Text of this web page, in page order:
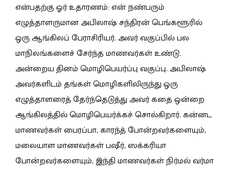
என்பதற்கு ஓர் உதாரணம்: என் நண்பரும்
எழுத்தாளருமான அபிலாஷ் சந்திரன் பெங்களூரில்
ஒரு ஆங்கிலப் பேராசிரியர். அவர் வகுப்பில் பல
மாநிலங்களைச் சேர்ந்த மாணவர்கள் உண்டு.
அன்றைய தினம் மொழிபெயர்ப்பு வகுப்பு. அபிலாஷ்
அவர்களிடம் தங்கள் மொழிகளிலிருந்து ஒரு
எழுத்தாளரைத் தேர்ந்தெடுத்து அவர் கதை ஒன்றை
ஆங்கிலத்தில் மொழிபெயர்க்கச் சொல்கிறார். கன்னட
மாணவர்கள் பைரப்பா, காரந்த் போன்றவர்களையும்,
மலையாள மாணவர்கள் பஷீர், ஸக்கரியா
போன்றவர்களையும், இந்தி மாணவர்கள் நிர்மல் வர்மா